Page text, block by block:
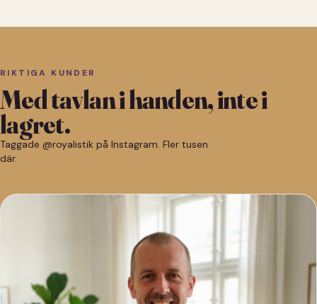
RIKTIGA KUNDER
Med tavlan i handen, inte i
lagret.
Taggade @royalistik på Instagram. Fler tusen
där.